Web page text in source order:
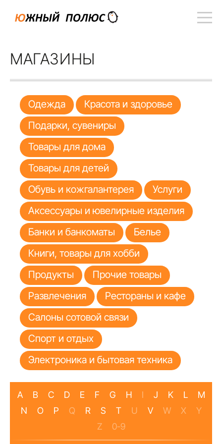
МАГАЗИНЫ
Одежда
Красота и здоровье
Подарки, сувениры
Товары для дома
Товары для детей
Обувь и кожгалантерея
Услуги
Аксессуары и ювелирные изделия
Банки и банкоматы
Белье
Книги, товары для хобби
Продукты
Прочие товары
Развлечения
Рестораны и кафе
Салоны сотовой связи
Спорт и отдых
Электроника и бытовая техника
A B C D E F G H I J K L
M
N
O P Q R S T U V W X
Y
Z
0-9